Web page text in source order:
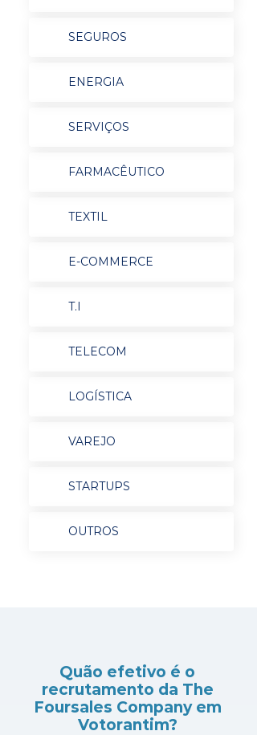
SEGUROS
ENERGIA
SERVIÇOS
FARMACÊUTICO
TEXTIL
E-COMMERCE
T.I
TELECOM
LOGÍSTICA
VAREJO
STARTUPS
OUTROS
Quão efetivo é o
recrutamento da The
Foursales Company em
Votorantim?